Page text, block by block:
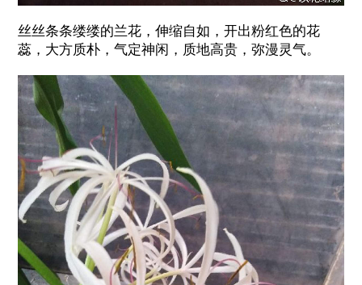
丝丝条条缕缕的兰花，伸缩自如，开出粉红色的花
蕊，大方质朴，气定神闲，质地高贵，弥漫灵气。